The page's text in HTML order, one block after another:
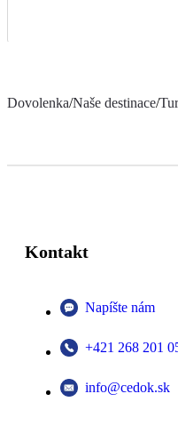
Dovolenka/Naše destinace/
Kontakt
Napíšte nám
+421 268 201
info@cedok.sk